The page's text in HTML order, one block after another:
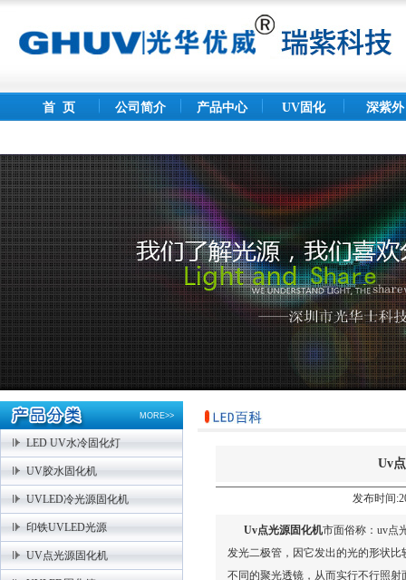
首 页 公司简介 产品中心 UV固化 深紫外
MORE>>
LED UV水冷固化灯
UV胶水固化机
UVLED冷光源固化机
印铁UVLED光源
UV点光源固化机
Uv
发布时间
Uv点光源固化机市面俗称： uv点
发光二极管，因它发出的光的形状
不同的聚光透镜，从而实行不行照